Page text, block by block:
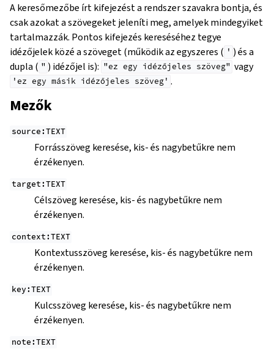
A keresőmezőbe írt kifejezést a rendszer szavakra bontja, és
csak azokat a szövegeket jeleníti meg, amelyek mindegyiket
tartalmazzák. Pontos kifejezés kereséséhez tegye
idézőjelek közé a szöveget (működik az egyszeres ( ' ) és a
dupla ( " ) idézőjel is): "ez egy idézőjeles szöveg" vagy
'ez egy másik idézőjeles szöveg' .
Mezők
source:TEXT
Forrásszöveg keresése, kis- és nagybetűkre nem
érzékenyen.
target:TEXT
Célszöveg keresése, kis- és nagybetűkre nem
érzékenyen.
context:TEXT
Kontextusszöveg keresése, kis- és nagybetűkre nem
érzékenyen.
key:TEXT
Kulcsszöveg keresése, kis- és nagybetűkre nem
érzékenyen.
note:TEXT